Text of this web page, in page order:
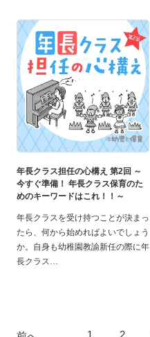
年長クラス担任の心構え 第2回 ～
今すぐ準備！ 年長クラス保育のた
めのキーワードはこれ！！～
年長クラスを受け持つことが決まっ
たら、何から始めればよいでしょう
か。自身も幼稚園教諭新任の際に年
長クラス
1 2